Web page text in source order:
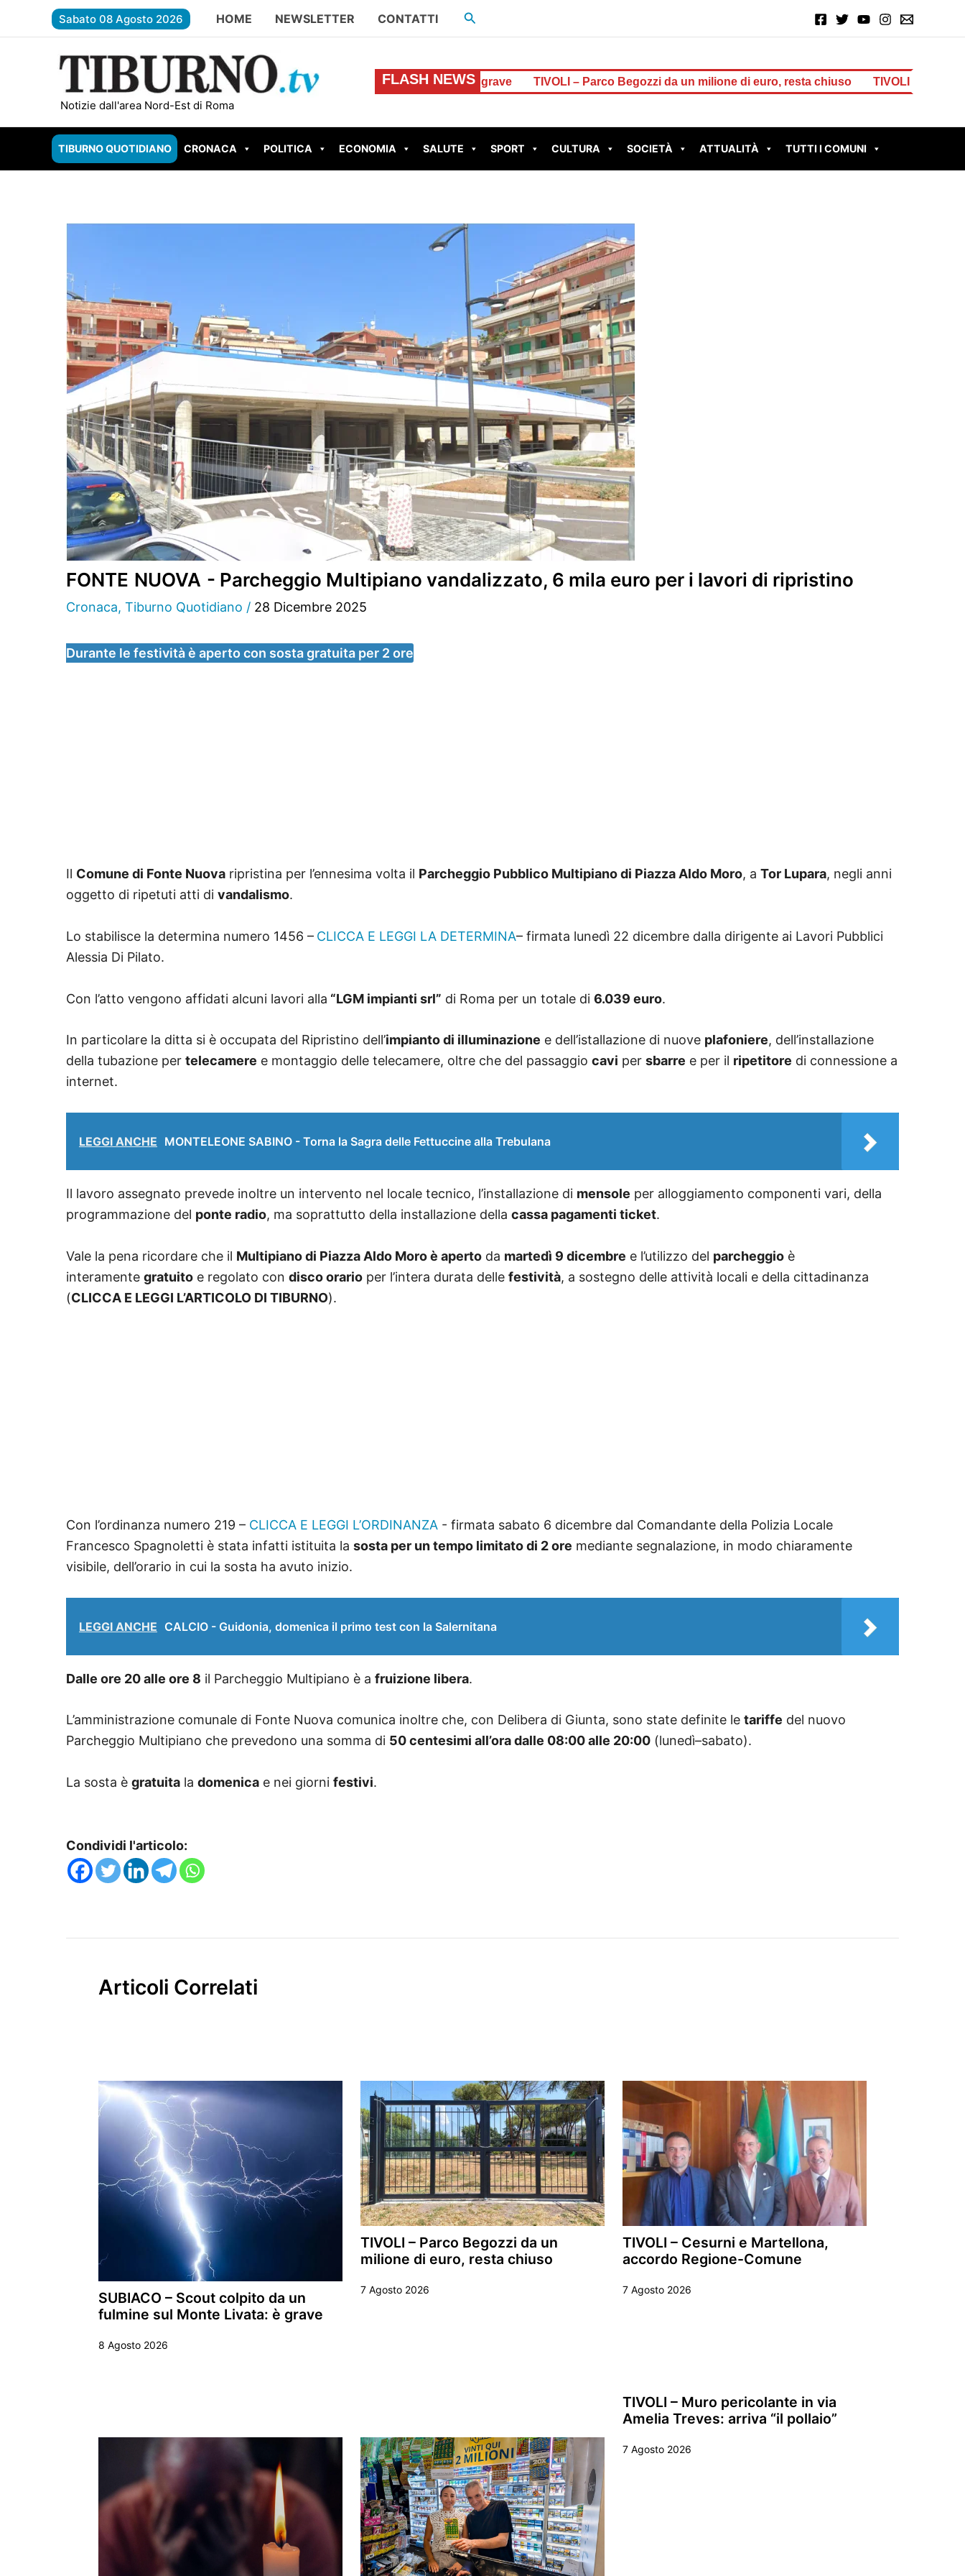
Sabato 08 Agosto 2026 HOME NEWSLETTER CONTATTI Cerca
Notizie dall'area Nord-Est di Roma
FLASH NEWS
SUBIACO – Scout colpito da un fulmine sul Monte Livata: è grave TIVOLI – Parco Begozzi da un milione di euro, resta chiuso TIVOLI – Cesurni e
TIBURNO QUOTIDIANO CRONACA POLITICA ECONOMIA SALUTE SPORT CULTURA SOCIETÀ ATTUALITÀ TUTTI I COMUNI
FONTE NUOVA - Parcheggio Multipiano vandalizzato, 6 mila euro per i lavori di ripristino
Cronaca, Tiburno Quotidiano / 28 Dicembre 2025
Durante le festività è aperto con sosta gratuita per 2 ore
Il Comune di Fonte Nuova ripristina per l’ennesima volta il Parcheggio Pubblico Multipiano di Piazza Aldo Moro, a Tor Lupara, negli anni
oggetto di ripetuti atti di vandalismo.
Lo stabilisce la determina numero 1456 – CLICCA E LEGGI LA DETERMINA– firmata lunedì 22 dicembre dalla dirigente ai Lavori Pubblici
Alessia Di Pilato.
Con l’atto vengono affidati alcuni lavori alla “LGM impianti srl” di Roma per un totale di 6.039 euro.
In particolare la ditta si è occupata del Ripristino dell’impianto di illuminazione e dell’istallazione di nuove plafoniere, dell’installazione
della tubazione per telecamere e montaggio delle telecamere, oltre che del passaggio cavi per sbarre e per il ripetitore di connessione a
internet.
LEGGI ANCHE MONTELEONE SABINO - Torna la Sagra delle Fettuccine alla Trebulana
Il lavoro assegnato prevede inoltre un intervento nel locale tecnico, l’installazione di mensole per alloggiamento componenti vari, della
programmazione del ponte radio, ma soprattutto della installazione della cassa pagamenti ticket.
Vale la pena ricordare che il Multipiano di Piazza Aldo Moro è aperto da martedì 9 dicembre e l’utilizzo del parcheggio è
interamente gratuito e regolato con disco orario per l’intera durata delle festività, a sostegno delle attività locali e della cittadinanza
(CLICCA E LEGGI L’ARTICOLO DI TIBURNO).
Con l’ordinanza numero 219 – CLICCA E LEGGI L’ORDINANZA - firmata sabato 6 dicembre dal Comandante della Polizia Locale
Francesco Spagnoletti è stata infatti istituita la sosta per un tempo limitato di 2 ore mediante segnalazione, in modo chiaramente
visibile, dell’orario in cui la sosta ha avuto inizio.
LEGGI ANCHE CALCIO - Guidonia, domenica il primo test con la Salernitana
Dalle ore 20 alle ore 8 il Parcheggio Multipiano è a fruizione libera.
L’amministrazione comunale di Fonte Nuova comunica inoltre che, con Delibera di Giunta, sono state definite le tariffe del nuovo
Parcheggio Multipiano che prevedono una somma di 50 centesimi all’ora dalle 08:00 alle 20:00 (lunedì–sabato).
La sosta è gratuita la domenica e nei giorni festivi.
Condividi l'articolo:
Articoli Correlati
SUBIACO – Scout colpito da un
fulmine sul Monte Livata: è grave
8 Agosto 2026
TIVOLI – Parco Begozzi da un
milione di euro, resta chiuso
7 Agosto 2026
TIVOLI – Cesurni e Martellona,
accordo Regione-Comune
7 Agosto 2026
TIVOLI – Muro pericolante in via
Amelia Treves: arriva “il pollaio”
7 Agosto 2026